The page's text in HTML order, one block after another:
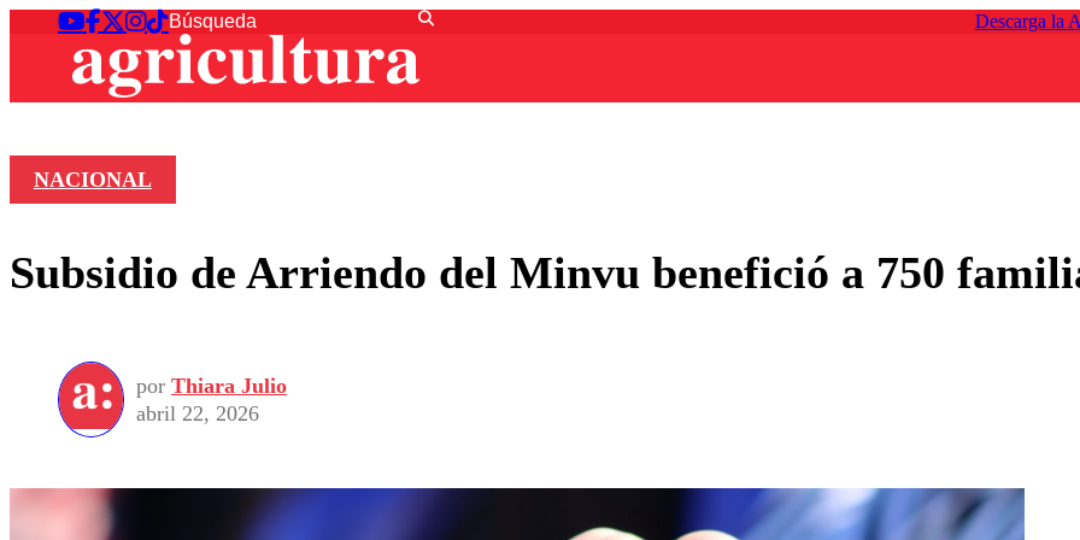
Descarga la
NACIONAL
Subsidio de Arriendo del Minvu benefició a 750
por Thiara Julio
abril 22, 2026